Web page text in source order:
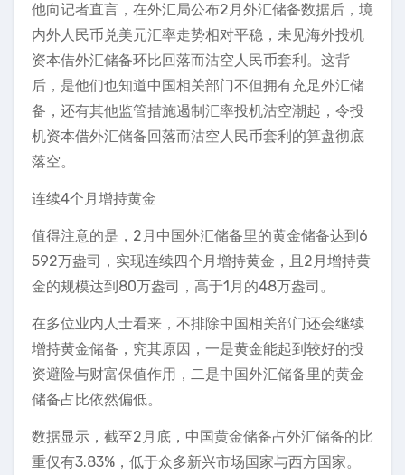
他向记者直言，在外汇局公布2月外汇储备数据后，境
内外人民币兑美元汇率走势相对平稳，未见海外投机
资本借外汇储备环比回落而沽空人民币套利。这背
后，是他们也知道中国相关部门不但拥有充足外汇储
备，还有其他监管措施遏制汇率投机沽空潮起，令投
机资本借外汇储备回落而沽空人民币套利的算盘彻底
落空。
连续4个月增持黄金
值得注意的是，2月中国外汇储备里的黄金储备达到6
592万盎司，实现连续四个月增持黄金，且2月增持黄
金的规模达到80万盎司，高于1月的48万盎司。
在多位业内人士看来，不排除中国相关部门还会继续
增持黄金储备，究其原因，一是黄金能起到较好的投
资避险与财富保值作用，二是中国外汇储备里的黄金
储备占比依然偏低。
数据显示，截至2月底，中国黄金储备占外汇储备的比
重仅有3.83%，低于众多新兴市场国家与西方国家。